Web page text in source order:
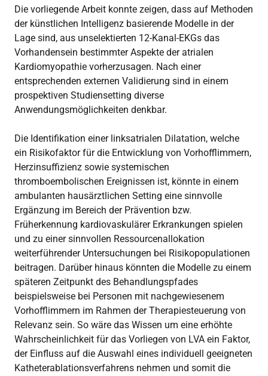
Die vorliegende Arbeit konnte zeigen, dass auf Methoden
der künstlichen Intelligenz basierende Modelle in der
Lage sind, aus unselektierten 12-Kanal-EKGs das
Vorhandensein bestimmter Aspekte der atrialen
Kardiomyopathie vorherzusagen. Nach einer
entsprechenden externen Validierung sind in einem
prospektiven Studiensetting diverse
Anwendungsmöglichkeiten denkbar.
Die Identifikation einer linksatrialen Dilatation, welche
ein Risikofaktor für die Entwicklung von Vorhofflimmern,
Herzinsuffizienz sowie systemischen
thromboembolischen Ereignissen ist, könnte in einem
ambulanten hausärztlichen Setting eine sinnvolle
Ergänzung im Bereich der Prävention bzw.
Früherkennung kardiovaskulärer Erkrankungen spielen
und zu einer sinnvollen Ressourcenallokation
weiterführender Untersuchungen bei Risikopopulationen
beitragen. Darüber hinaus könnten die Modelle zu einem
späteren Zeitpunkt des Behandlungspfades
beispielsweise bei Personen mit nachgewiesenem
Vorhofflimmern im Rahmen der Therapiesteuerung von
Relevanz sein. So wäre das Wissen um eine erhöhte
Wahrscheinlichkeit für das Vorliegen von LVA ein Faktor,
der Einfluss auf die Auswahl eines individuell geeigneten
Katheterablationsverfahrens nehmen und somit die